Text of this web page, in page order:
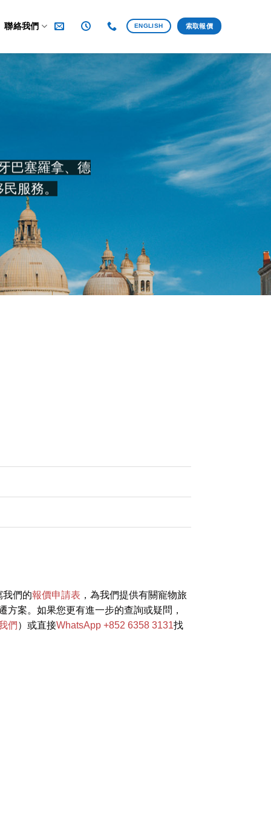
聯絡我們 ENGLISH 索取報價
巴塞羅拿、德
服務。
我們的報價申請表 ，為我們提供有關寵物旅
方案。如果您更有進一步的查詢或疑問，
們 ）或直接WhatsApp +852 6358 3131找